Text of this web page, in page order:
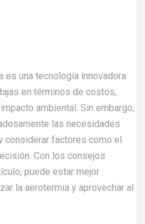
es una tecnología innovadora
en términos de costos,
ambiental. Sin embargo,
las necesidades
considerar factores como el
Con los consejos
puede estar mejor
la aerotermia y aprovechar al